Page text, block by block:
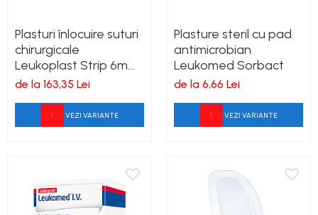
Plasturi înlocuire suturi
chirurgicale
Leukoplast Strip 6mm
x 38mm, cutie 50
de la 163,35 Lei
VEZI VARIANTE
Plasture steril cu pad
antimicrobian
Leukomed Sorbact
de la 6,66 Lei
VEZI VARIANTE